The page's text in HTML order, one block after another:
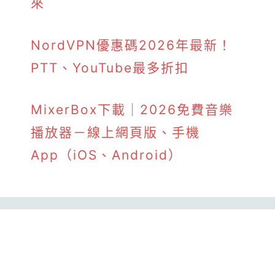
NordVPN優惠碼2026年最新！
PTT、YouTube最多折扣
MixerBox下載｜2026免費音樂
播放器－線上網頁版、手機
App（iOS、Android）